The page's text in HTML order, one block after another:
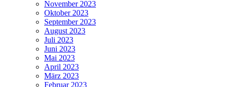
November 2023
Oktober 2023
September 2023
August 2023
Juli 2023
Juni 2023
Mai 2023
April 2023
März 2023
Februar 2023